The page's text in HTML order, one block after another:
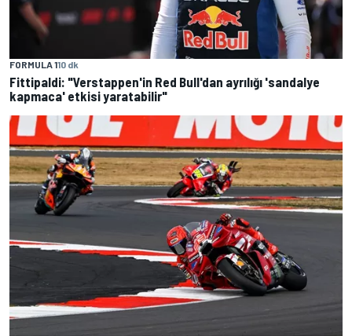
FORMULA 110 dk
Fittipaldi: "Verstappen'in Red Bull'dan ayrılığı 'sandalye
kapmaca' etkisi yaratabilir"